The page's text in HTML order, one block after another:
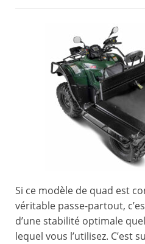
Si ce modèle de quad est
véritable passe-partout,
d’une stabilité optimale
lequel vous l’utilisez. C’est